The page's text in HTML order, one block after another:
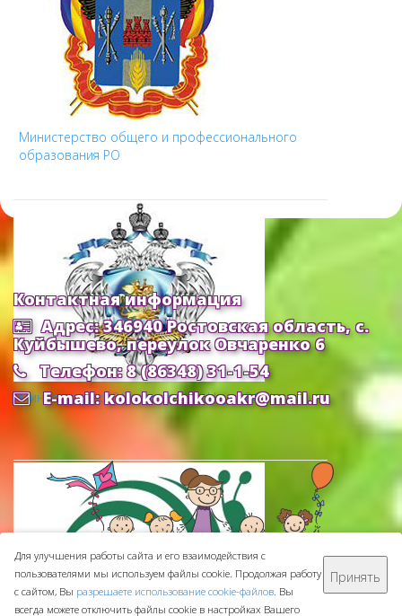
Министерство общего и профессионального
образования РО
Министерство Образования и Науки РФ
Контактная информация
Адрес: 346940 Ростовская область, с.
Куйбышево, переулок Овчаренко 6
Телефон: 8 (86348) 31-1-54
E-mail: kolokolchikooakr@mail.ru
МБДОУ ДС "Колокольчик" © 2016-2026
Сделано с ❤ вООО "Проводник"
Для улучшения работы сайта и его взаимодействия с
пользователями мы используем файлы cookie. Продолжая работу
с сайтом, Вы разрешаете использование cookie-файлов. Вы
всегда можете отключить файлы cookie в настройках Вашего
Принять